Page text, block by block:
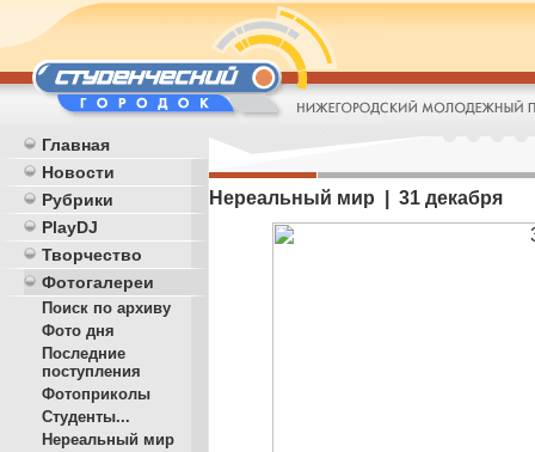
Главная
Новости
Рубрики
PlayDJ
Творчество
Фотогалереи
Поиск по архиву
Фото дня
Последние
поступления
Фотоприколы
Студенты...
Нереальный мир
Нереальный мир | 31 декабря